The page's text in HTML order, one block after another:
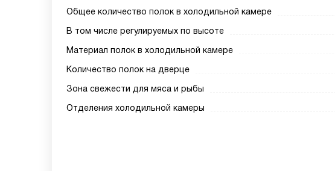
Общее количество полок в холодильной камере
В том числе регулируемых по высоте
Материал полок в холодильной камере
Количество полок на дверце
Зона свежести для мяса и рыбы
Отделения холодильной камеры